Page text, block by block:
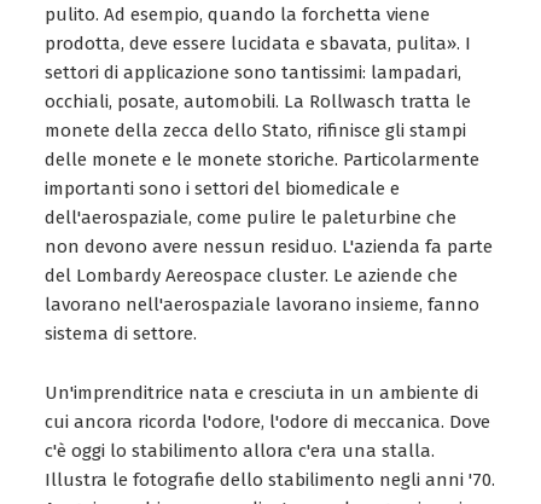
pulito. Ad esempio, quando la forchetta viene
prodotta, deve essere lucidata e sbavata, pulita». I
settori di applicazione sono tantissimi: lampadari,
occhiali, posate, automobili. La Rollwasch tratta le
monete della zecca dello Stato, rifinisce gli stampi
delle monete e le monete storiche. Particolarmente
importanti sono i settori del biomedicale e
dell'aerospaziale, come pulire le paleturbine che
non devono avere nessun residuo. L'azienda fa parte
del Lombardy Aereospace cluster. Le aziende che
lavorano nell'aerospaziale lavorano insieme, fanno
sistema di settore.
Un'imprenditrice nata e cresciuta in un ambiente di
cui ancora ricorda l'odore, l'odore di meccanica. Dove
c'è oggi lo stabilimento allora c'era una stalla.
Illustra le fotografie dello stabilimento negli anni '70.